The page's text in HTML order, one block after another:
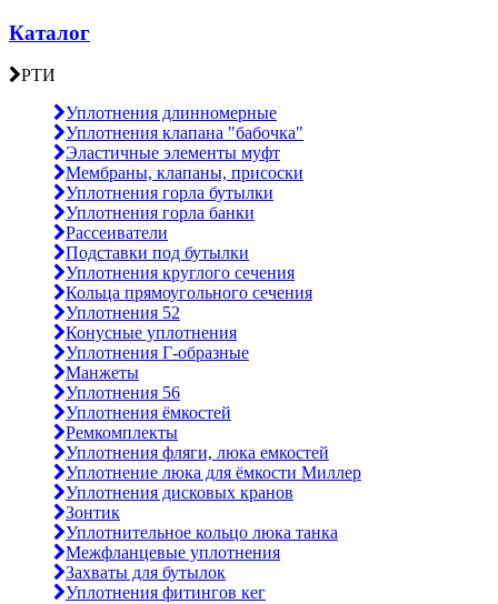
Каталог
РТИ
Уплотнения длинномерные
Уплотнения клапана "бабочка"
Эластичные элементы муфт
Мембраны, клапаны, присоски
Уплотнения горла бутылки
Уплотнения горла банки
Рассеиватели
Подставки под бутылки
Уплотнения круглого сечения
Кольца прямоугольного сечения
Уплотнения 52
Конусные уплотнения
Уплотнения Г-образные
Манжеты
Уплотнения 56
Уплотнения ёмкостей
Ремкомплекты
Уплотнения фляги, люка емкостей
Уплотнение люка для ёмкости Миллер
Уплотнения дисковых кранов
Зонтик
Уплотнительное кольцо люка танка
Межфланцевые уплотнения
Захваты для бутылок
Уплотнения фитингов кег